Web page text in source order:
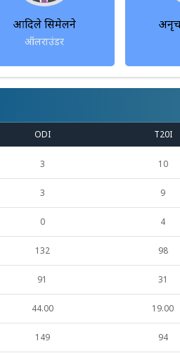
आदिले सिमेलने
ऑलराउंडर
अनृच
ODI T20I
3 10
3 9
0 4
132 98
91 31
44.00 19.00
149 94